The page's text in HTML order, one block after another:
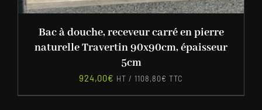
Bac à douche, receveur carré en pierre
naturelle Travertin 90x90cm, épaisseur
5cm
924,00€ HT / 1108,80€ TTC